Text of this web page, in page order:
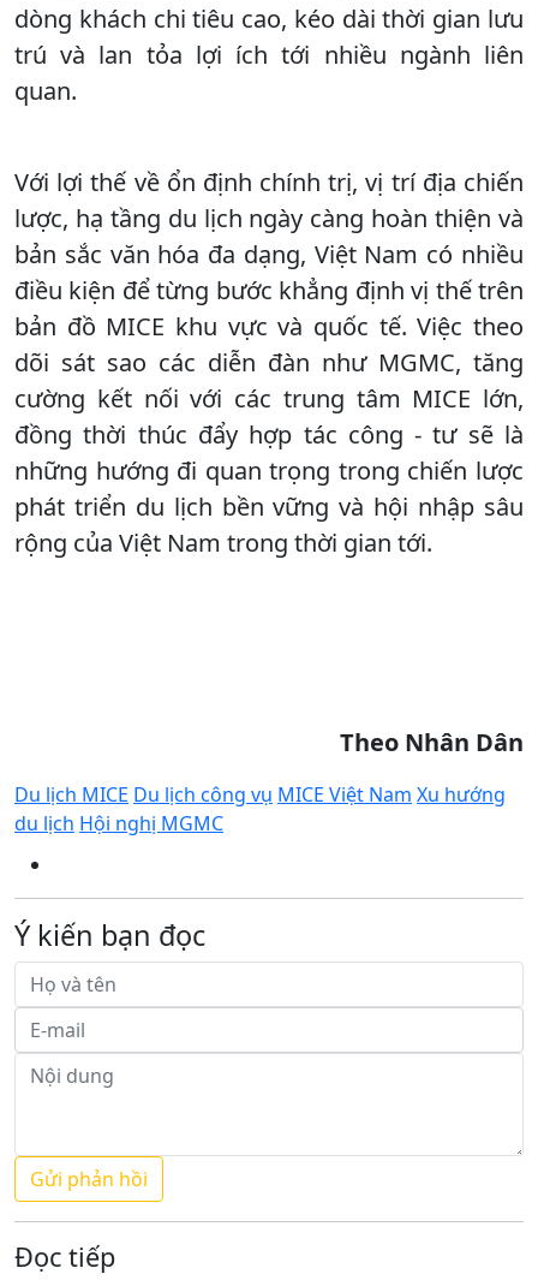
dòng khách chi tiêu cao, kéo dài thời gian lưu
trú và lan tỏa lợi ích tới nhiều ngành liên
quan.
Với lợi thế về ổn định chính trị, vị trí địa chiến
lược, hạ tầng du lịch ngày càng hoàn thiện và
bản sắc văn hóa đa dạng, Việt Nam có nhiều
điều kiện để từng bước khẳng định vị thế trên
bản đồ MICE khu vực và quốc tế. Việc theo
dõi sát sao các diễn đàn như MGMC, tăng
cường kết nối với các trung tâm MICE lớn,
đồng thời thúc đẩy hợp tác công - tư sẽ là
những hướng đi quan trọng trong chiến lược
phát triển du lịch bền vững và hội nhập sâu
rộng của Việt Nam trong thời gian tới.
Theo Nhân Dân
Du lịch MICE Du lịch công vụ MICE Việt Nam Xu hướng
du lịch Hội nghị MGMC
Ý kiến bạn đọc
Đọc tiếp